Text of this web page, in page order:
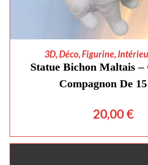
AJOUTER AU
3D,Déco,Figurine,
Statue Bichon Maltais
Compagnon De
20,00 €